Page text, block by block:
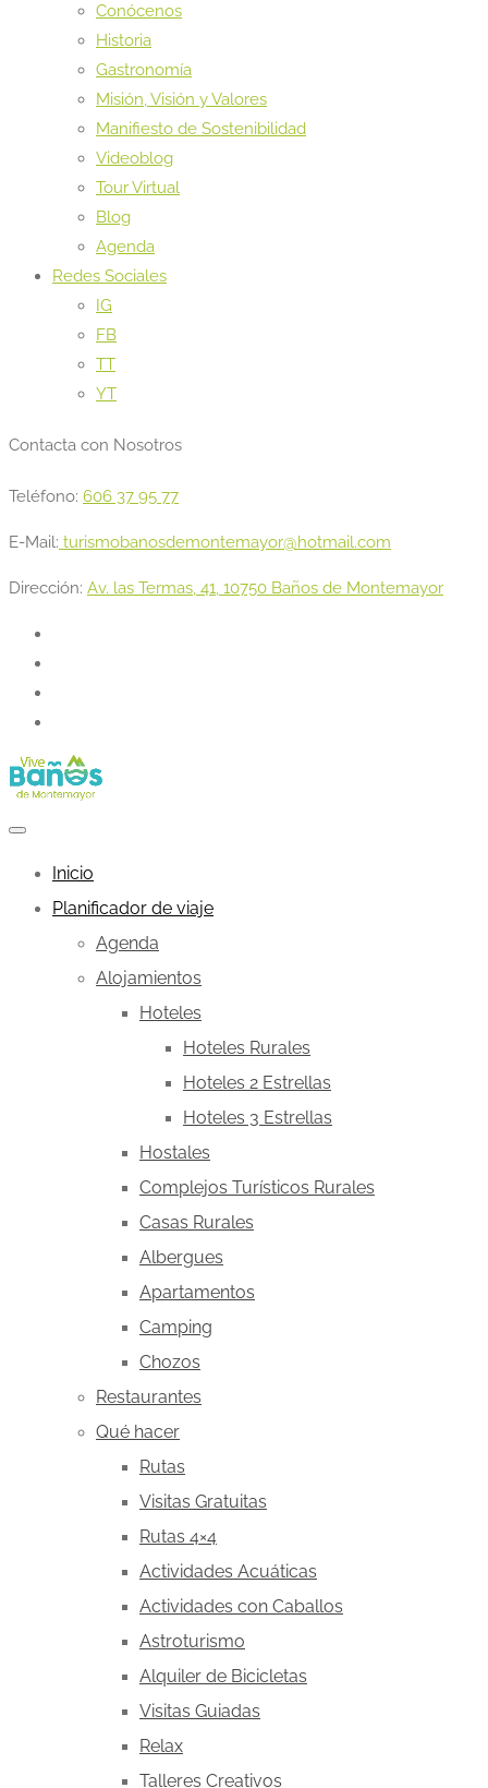
Conócenos
Historia
Gastronomía
Misión, Visión y Valores
Manifiesto de Sostenibilidad
Videoblog
Tour Virtual
Blog
Agenda
Redes Sociales
IG
FB
TT
YT
Contacta con Nosotros
Teléfono: 606 37 95 77
E-Mail: turismobanosdemontemayor@hotmail.com
Dirección: Av. las Termas, 41, 10750 Baños de Montemayor
Inicio
Planificador de viaje
Agenda
Alojamientos
Hoteles
Hoteles Rurales
Hoteles 2 Estrellas
Hoteles 3 Estrellas
Hostales
Complejos Turísticos Rurales
Casas Rurales
Albergues
Apartamentos
Camping
Chozos
Restaurantes
Qué hacer
Rutas
Visitas Gratuitas
Rutas 4×4
Actividades Acuáticas
Actividades con Caballos
Astroturismo
Alquiler de Bicicletas
Visitas Guiadas
Relax
Talleres Creativos